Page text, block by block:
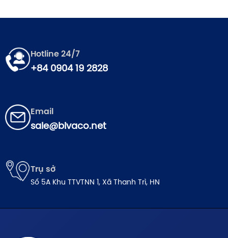
Hotline 24/7
+84 0904 19 2828
Email
sale@bivaco.net
Trụ sở
Số 5A Khu TTVTNN 1, Xã Thanh Trì, HN